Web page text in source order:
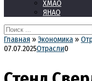
ХМАО
ЯНАО
Search
for:
Главная » Экономика »
07.07.2025Отрасли0